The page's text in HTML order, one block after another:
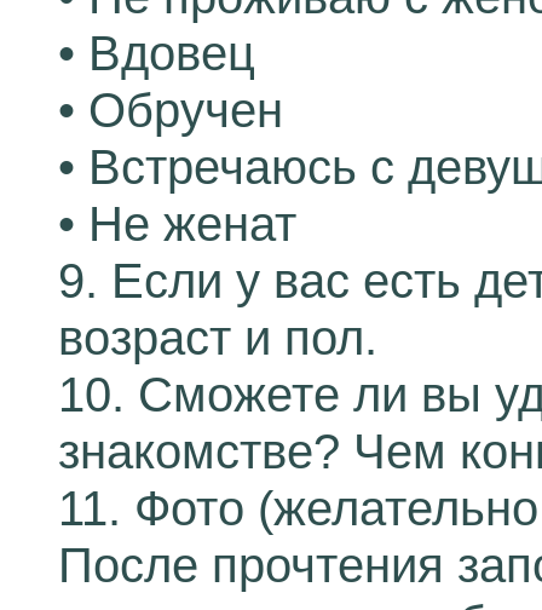
• Вдовец
• Обручен
• Встречаюсь с
• Не женат
9. Если у вас есть
возраст и пол.
10. Сможете ли вы
знакомстве? Чем
11. Фото
После прочтения